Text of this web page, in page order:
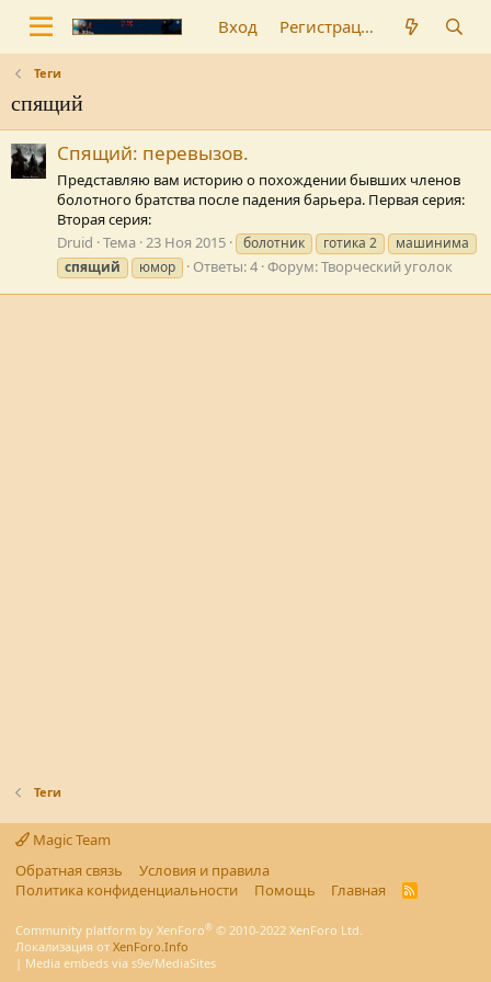
Вход Регистрация
Теги
спящий
Спящий: перевызов.
Представляю вам историю о похождении бывших членов
болотного братства после падения барьера. Первая серия:
Вторая серия:
Druid Тема 23 Ноя 2015 болотник готика 2
машинима
спящий
юмор Ответы: 4 Форум:Творческий уголок
Теги
Magic Team
Обратная связь
Условия и правила
Политика конфиденциальности
Помощь Главная
R
Community platform by XenForo® © 2010-2022 XenForo Ltd.
Локализация от XenForo.Info
| Media embeds via s9e/MediaSites